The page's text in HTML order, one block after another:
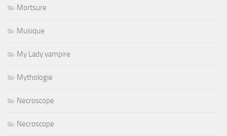
Mortsure
Musique
My Lady vampire
Mythologie
Necroscope
Necroscope